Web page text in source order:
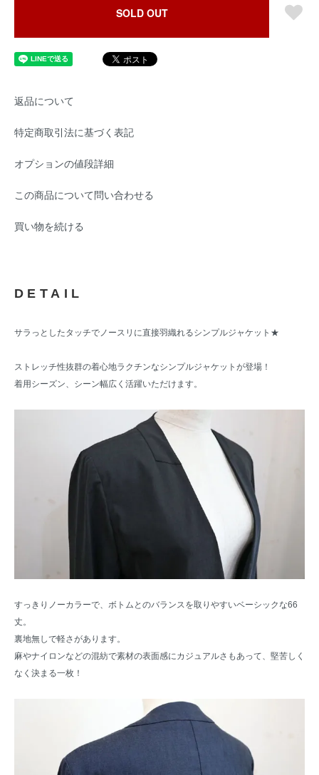
SOLD OUT
返品について
特定商取引法に基づく表記
オプションの値段詳細
この商品について問い合わせる
買い物を続ける
DETAIL
サラっとしたタッチでノースリに直接羽織れるシンプルジャケット★
ストレッチ性抜群の着心地ラクチンなシンプルジャケットが登場！
着用シーズン、シーン幅広く活躍いただけます。
すっきりノーカラーで、ボトムとのバランスを取りやすいベーシックな66
丈。
裏地無しで軽さがあります。
麻やナイロンなどの混紡で素材の表面感にカジュアルさもあって、堅苦しく
なく決まる一枚！